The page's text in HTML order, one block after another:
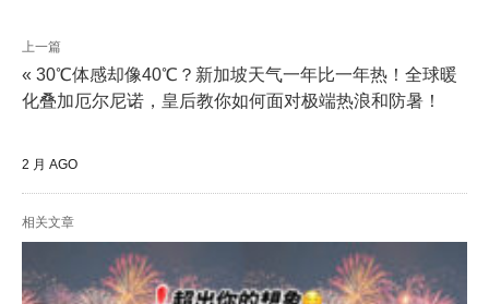
上一篇
« 30℃体感却像40℃？新加坡天气一年比一年热！全球暖
化叠加厄尔尼诺，皇后教你如何面对极端热浪和防暑！
2 月 AGO
相关文章